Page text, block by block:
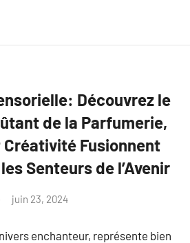
Découvrez le
de la Parfumerie,
Créativité Fusionnent
Senteurs de l’Avenir
juin 23, 2024
enchanteur, représente bien